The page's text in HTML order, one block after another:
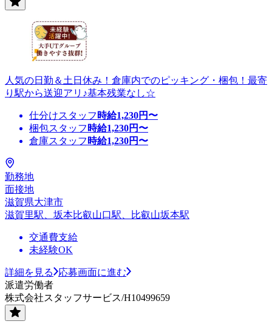
人気の日勤＆土日休み！倉庫内でのピッキング・梱包！最寄
り駅から送迎アリ♪基本残業なし☆
仕分けスタッフ 時給1,230円〜
梱包スタッフ 時給1,230円〜
倉庫スタッフ 時給1,230円〜
勤務地
面接地
滋賀県大津市
滋賀里駅、坂本比叡山口駅、比叡山坂本駅
交通費支給
未経験OK
詳細を見る
応募画面に進む
派遣労働者
株式会社スタッフサービス/H10499659